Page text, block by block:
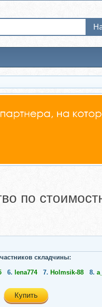
по
складчины:
6. lena774 7. Holmsik-88 8.
Купить